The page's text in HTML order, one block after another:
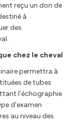
reçu un don de
à
des
chez le cheval
permettra à
de tubes
l’échographie
d’examen
au niveau des